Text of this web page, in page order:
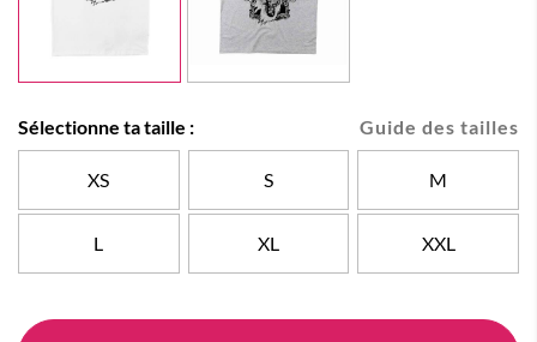
Guide des tailles
Sélectionne ta taille :
XS S M
L XL XXL